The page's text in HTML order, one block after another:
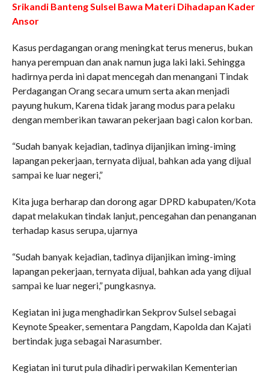
Srikandi Banteng Sulsel Bawa Materi Dihadapan Kader
Ansor
Kasus perdagangan orang meningkat terus menerus, bukan
hanya perempuan dan anak namun juga laki laki. Sehingga
hadirnya perda ini dapat mencegah dan menangani Tindak
Perdagangan Orang secara umum serta akan menjadi
payung hukum, Karena tidak jarang modus para pelaku
dengan memberikan tawaran pekerjaan bagi calon korban.
“Sudah banyak kejadian, tadinya dijanjikan iming-iming
lapangan pekerjaan, ternyata dijual, bahkan ada yang dijual
sampai ke luar negeri,”
Kita juga berharap dan dorong agar DPRD kabupaten/Kota
dapat melakukan tindak lanjut, pencegahan dan penanganan
terhadap kasus serupa, ujarnya
“Sudah banyak kejadian, tadinya dijanjikan iming-iming
lapangan pekerjaan, ternyata dijual, bahkan ada yang dijual
sampai ke luar negeri,” pungkasnya.
Kegiatan ini juga menghadirkan Sekprov Sulsel sebagai
Keynote Speaker, sementara Pangdam, Kapolda dan Kajati
bertindak juga sebagai Narasumber.
Kegiatan ini turut pula dihadiri perwakilan Kementerian